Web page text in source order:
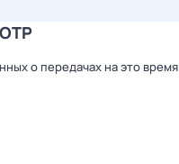
ОТР
о передачах на это время